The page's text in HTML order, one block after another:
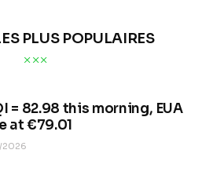
PLUS POPULAIRES
= 82.98 this morning, EUA
at €79.01